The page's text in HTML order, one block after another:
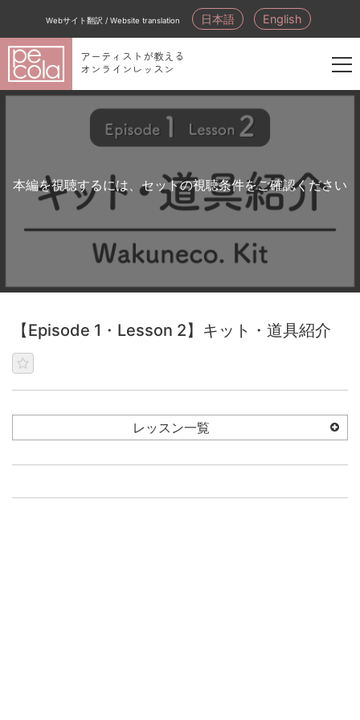
Webサイト翻訳 / Website translation 日本語 English
アーティストが教える
オンラインレッスン
新
録
本編を視聴するには、セットの視聴条件をご確認ください
【Episode 1・Lesson 2】キット・道具紹介
レッスン一覧